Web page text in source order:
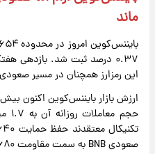
ماند
این رمزارز همچنان در مسیر
صعودی BNB به سمت مقاومت ۶۸۰ دلار را فراهم کند.